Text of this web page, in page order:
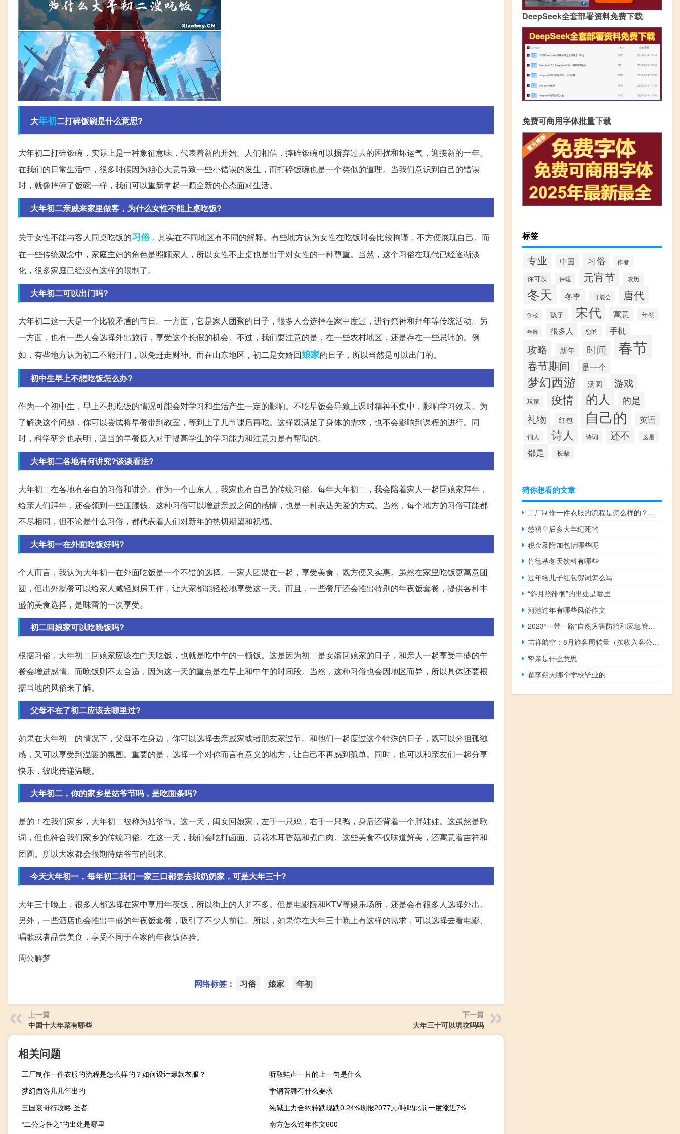
大年初二打碎饭碗是什么意思?
大年初二打碎饭碗，实际上是一种象征意味，代表着新的开始。人们相信，摔碎饭碗可以摒弃过去的困扰和坏运气，迎接新的一年。
在我们的日常生活中，很多时候因为粗心大意导致一些小错误的发生，而打碎饭碗也是一个类似的道理。当我们意识到自己的错误
时，就像摔碎了饭碗一样，我们可以重新拿起一颗全新的心态面对生活。
大年初二亲戚来家里做客，为什么女性不能上桌吃饭?
关于女性不能与客人同桌吃饭的习俗，其实在不同地区有不同的解释。有些地方认为女性在吃饭时会比较拘谨，不方便展现自己。而
在一些传统观念中，家庭主妇的角色是照顾家人，所以女性不上桌也是出于对女性的一种尊重。当然，这个习俗在现代已经逐渐淡
化，很多家庭已经没有这样的限制了。
大年初二可以出门吗?
大年初二这一天是一个比较矛盾的节日。一方面，它是家人团聚的日子，很多人会选择在家中度过，进行祭神和拜年等传统活动。另
一方面，也有一些人会选择外出旅行，享受这个长假的机会。不过，我们要注意的是，在一些农村地区，还是存在一些忌讳的。例
如，有些地方认为初二不能开门，以免赶走财神。而在山东地区，初二是女婿回娘家的日子，所以当然是可以出门的。
初中生早上不想吃饭怎么办?
作为一个初中生，早上不想吃饭的情况可能会对学习和生活产生一定的影响。不吃早饭会导致上课时精神不集中，影响学习效果。为
了解决这个问题，你可以尝试将早餐带到教室，等到上了几节课后再吃。这样既满足了身体的需求，也不会影响到课程的进行。同
时，科学研究也表明，适当的早餐摄入对于提高学生的学习能力和注意力是有帮助的。
大年初二各地有何讲究?谈谈看法?
大年初二在各地有各自的习俗和讲究。作为一个山东人，我家也有自己的传统习俗。每年大年初二，我会陪着家人一起回娘家拜年，
给亲人们拜年，还会领到一些压腰钱。这种习俗可以增进亲戚之间的感情，也是一种表达关爱的方式。当然，每个地方的习俗可能都
不尽相同，但不论是什么习俗，都代表着人们对新年的热切期望和祝福。
大年初一在外面吃饭好吗?
个人而言，我认为大年初一在外面吃饭是一个不错的选择。一家人团聚在一起，享受美食，既方便又实惠。虽然在家里吃饭更寓意团
圆，但出外就餐可以给家人减轻厨房工作，让大家都能轻松地享受这一天。而且，一些餐厅还会推出特别的年夜饭套餐，提供各种丰
盛的美食选择，是味蕾的一次享受。
初二回娘家可以吃晚饭吗?
根据习俗，大年初二回娘家应该在白天吃饭，也就是吃中午的一顿饭。这是因为初二是女婿回娘家的日子，和亲人一起享受丰盛的午
餐会增进感情。而晚饭则不太合适，因为这一天的重点是在早上和中午的时间段。当然，这种习俗也会因地区而异，所以具体还要根
据当地的风俗来了解。
父母不在了初二应该去哪里过?
如果在大年初二的情况下，父母不在身边，你可以选择去亲戚家或者朋友家过节。和他们一起度过这个特殊的日子，既可以分担孤独
感，又可以享受到温暖的氛围。重要的是，选择一个对你而言有意义的地方，让自己不再感到孤单。同时，也可以和亲友们一起分享
快乐，彼此传递温暖。
大年初二，你的家乡是姑爷节吗，是吃面条吗?
是的！在我们家乡，大年初二被称为姑爷节。这一天，闺女回娘家，左手一只鸡，右手一只鸭，身后还背着一个胖娃娃。这虽然是歌
词，但也符合我们家乡的传统习俗。在这一天，我们会吃打卤面、黄花木耳香菇和煮白肉。这些美食不仅味道鲜美，还寓意着吉祥和
团圆。所以大家都会很期待姑爷节的到来。
今天大年初一，每年初二我们一家三口都要去我奶奶家，可是大年三十?
大年三十晚上，很多人都选择在家中享用年夜饭，所以街上的人并不多。但是电影院和KTV等娱乐场所，还是会有很多人选择外出。
另外，一些酒店也会推出丰盛的年夜饭套餐，吸引了不少人前往。所以，如果你在大年三十晚上有这样的需求，可以选择去看电影、
唱歌或者品尝美食，享受不同于在家的年夜饭体验。
周公解梦
网络标签： 习俗 娘家 年初
上一篇
中国十大年菜有哪些
下一篇
大年三十可以填坟吗吗
相关问题
工厂制作一件衣服的流程是怎么样的？如何设计爆款衣服？
听取蛙声一片的上一句是什么
梦幻西游几几年出的
学钢管舞有什么要求
三国衰哥行攻略 圣者
纯碱主力合约转跌现跌0.24%现报2077元/吨吗此前一度涨近7%
“二公身任之”的出处是哪里
南方怎么过年作文600
DeepSeek全套部署资料免费下载
免费可商用字体批量下载
标签
专业 中国 习俗 作者
你可以 保暖 元宵节 农历
冬天 冬季 可能会 唐代
学校 孩子 宋代 寓意 年初
年龄 很多人 您的 手机
攻略 新年 时间 春节
春节期间 是一个
梦幻西游 汤圆 游戏
玩家 疫情 的人 的是
礼物 红包 自己的 英语
词人 诗人 诗词 还不 这是
都是 长辈
猜你想看的文章
工厂制作一件衣服的流程是怎么样的？如何设计爆款衣服？
慈禧皇后多大年纪死的
税金及附加包括哪些呢
肯德基冬天饮料有哪些
过年给儿子红包贺词怎么写
“斜月照徘徊”的出处是哪里
河池过年有哪些风俗作文
2023“一带一路”自然灾害防治和应急管理国际合作部长论坛在京举行 刘国中出席开幕式并致辞
吉祥航空：8月旅客周转量（按收入客公里计）同比上升83.96
挚亲是什么意思
翟李朔天哪个学校毕业的